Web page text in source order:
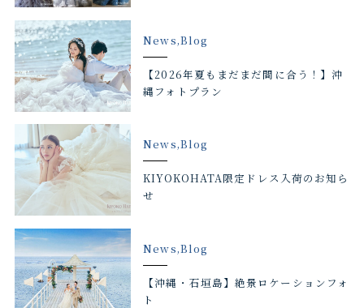
News,Blog
【2026年夏もまだまだ間に合う！】沖
縄フォトプラン
News,Blog
KIYOKOHATA限定ドレス入荷のお知ら
せ
News,Blog
【沖縄・石垣島】絶景ロケーションフォ
ト